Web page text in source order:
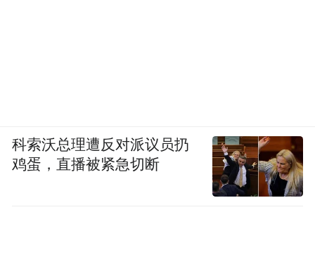
科索沃总理遭反对派议员扔
鸡蛋，直播被紧急切断